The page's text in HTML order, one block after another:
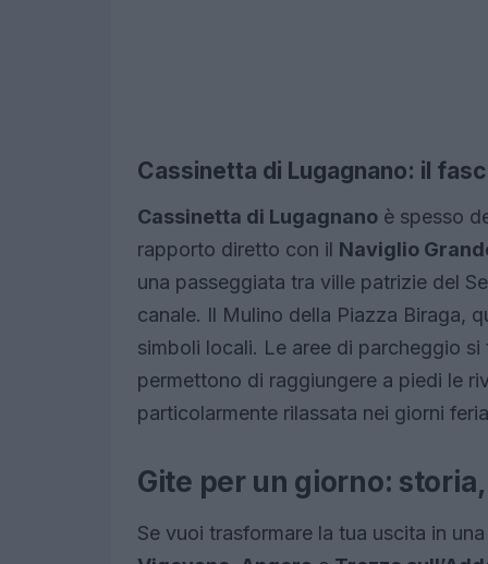
Cassinetta di Lugagnano: il
Cassinetta di Lugagnano è spesso
rapporto diretto con il Naviglio
una passeggiata tra ville patrizie del
canale. Il Mulino della Piazza Biraga,
simboli locali. Le aree di parcheggio
permettono di raggiungere a piedi le
particolarmente rilassata nei giorni
Gite per un giorno:
Se vuoi trasformare la tua uscita in